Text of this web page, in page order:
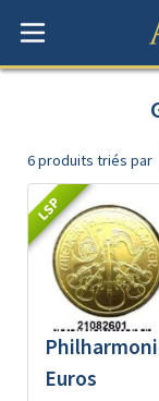
6 produits triés par
LSP
Euros